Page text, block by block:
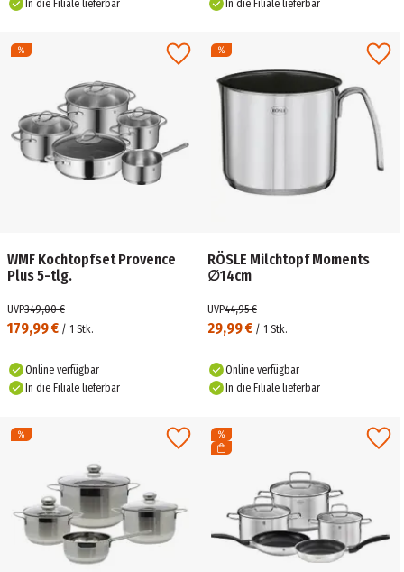
In die Filiale lieferbar In die Filiale lieferbar
WMF Kochtopfset Provence
Plus 5-tlg.
179,99 € / 1 Stk.
UVP349,00 €
Online verfügbar
In die Filiale lieferbar
RÖSLE Milchtopf Moments
∅14cm
29,99 € / 1 Stk.
UVP44,95 €
Online verfügbar
In die Filiale lieferbar